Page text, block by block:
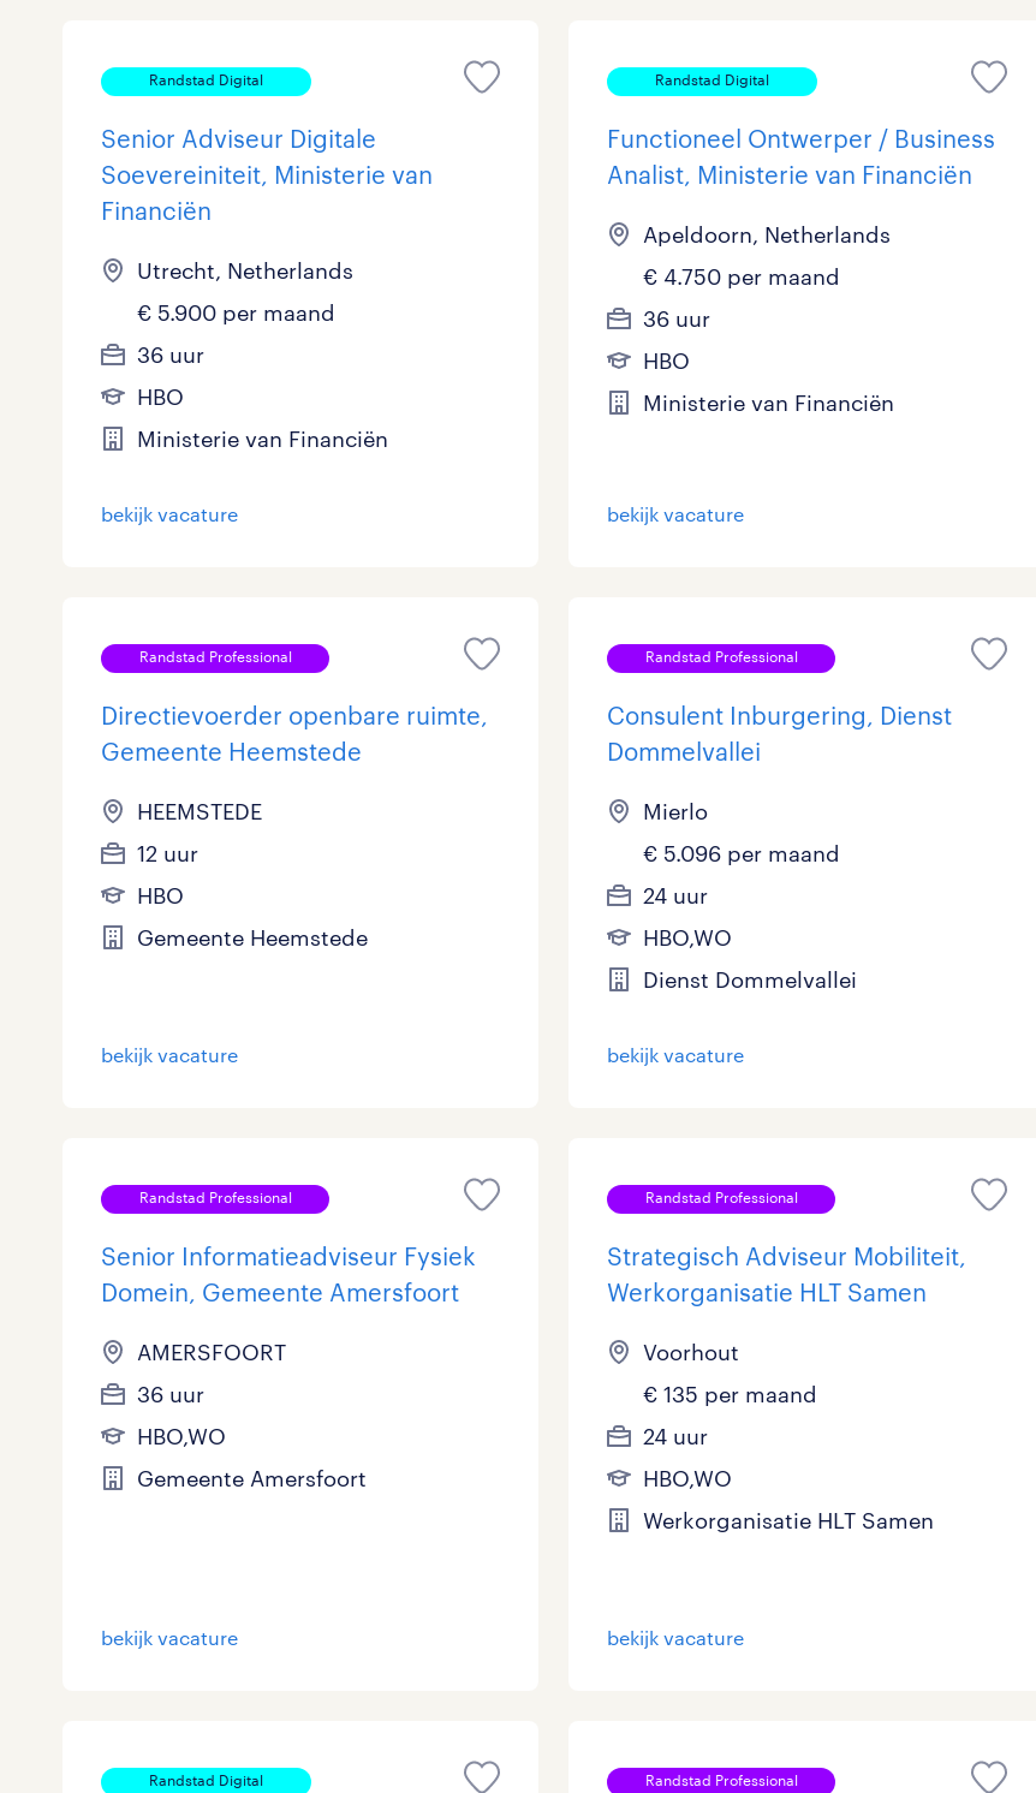
Randstad Digital
Senior Adviseur Digitale
Soevereiniteit, Ministerie van
Financiën
Utrecht, Netherlands
€ 5.900 per maand
36 uur
HBO
Ministerie van Financiën
bekijk vacature
Randstad Digital
Functioneel Ontwerper / Business
Analist, Ministerie van Financiën
Apeldoorn, Netherlands
€ 4.750 per maand
36 uur
HBO
Ministerie van Financiën
bekijk vacature
Randstad Professional
Directievoerder openbare ruimte,
Gemeente Heemstede
HEEMSTEDE
12 uur
HBO
Gemeente Heemstede
bekijk vacature
Randstad Professional
Consulent Inburgering, Dienst
Dommelvallei
Mierlo
€ 5.096 per maand
24 uur
HBO,WO
Dienst Dommelvallei
bekijk vacature
Randstad Professional
Senior Informatieadviseur Fysiek
Domein, Gemeente Amersfoort
AMERSFOORT
36 uur
HBO,WO
Gemeente Amersfoort
bekijk vacature
Randstad Professional
Strategisch Adviseur Mobiliteit,
Werkorganisatie HLT Samen
Voorhout
€ 135 per maand
24 uur
HBO,WO
Werkorganisatie HLT Samen
bekijk vacature
Randstad Digital Randstad Professional